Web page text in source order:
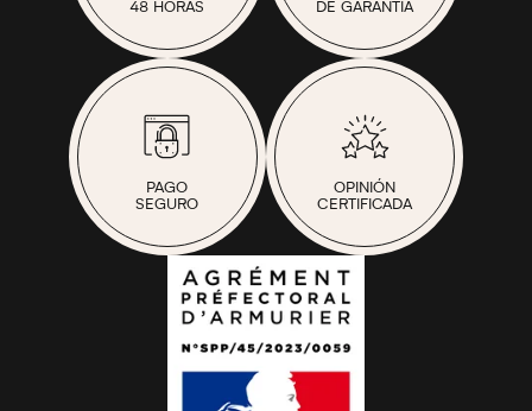
48 HORAS
DE GARANTÍA
PAGO
SEGURO
OPINIÓN
CERTIFICADA